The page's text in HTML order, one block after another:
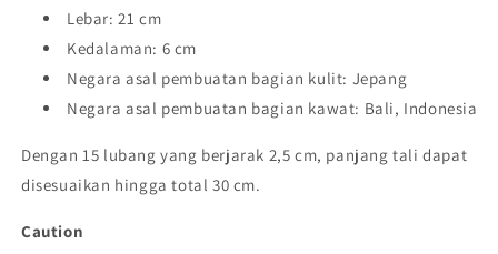
Lebar: 21 cm
Kedalaman: 6 cm
Negara asal pembuatan bagian kulit: Jepang
Negara asal pembuatan bagian kawat: Bali, Indonesia
Dengan 15 lubang yang berjarak 2,5 cm, panjang tali dapat
disesuaikan hingga total 30 cm.
Caution